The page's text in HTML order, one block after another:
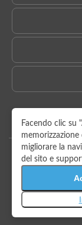
Copyright